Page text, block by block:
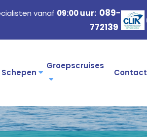
vanaf 09:00 uur: 089-
772139
Schepen
Groepscruises
Contact